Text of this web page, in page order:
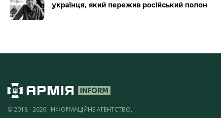
українця, який пережив російський полон
© 2018 - 2026, ІНФОРМАЦІЙНЕ АГЕНТСТВО,